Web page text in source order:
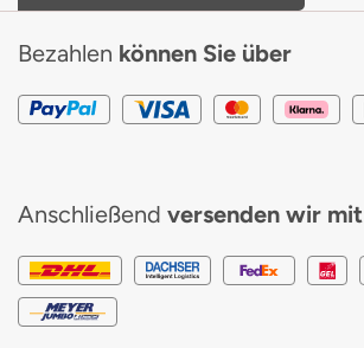
Bezahlen können Sie über
Anschließend versenden wir mit